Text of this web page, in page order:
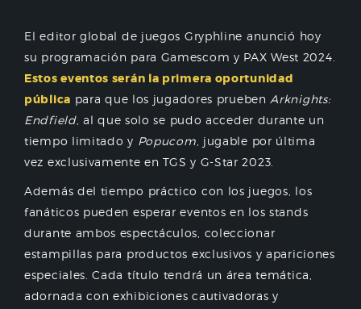
El editor global de juegos Gryphline anunció hoy
su programación para Gamescom y PAX West 2024.
Estos eventos serán la primera oportunidad
pública para que los jugadores prueben Arknights:
Endfield, al que solo se pudo acceder durante un
tiempo limitado y Popucom , jugable por última
vez exclusivamente en TGS y G-Star 2023.
Además del tiempo práctico con los juegos, los
fanáticos pueden esperar eventos en los stands
durante ambos espectáculos, coleccionar
estampillas para productos exclusivos y apariciones
especiales. Cada título tendrá un área temática,
adornada con exhibiciones cautivadoras y